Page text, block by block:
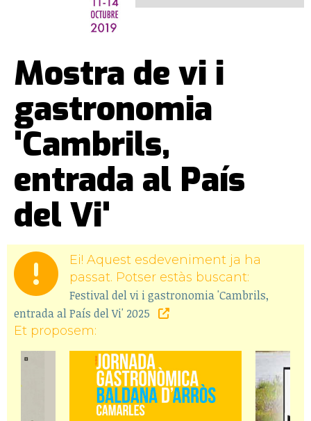
Mostra de vi i
gastronomia
'Cambrils,
entrada al País
del Vi'
Ei! Aquest esdeveniment ja ha
passat. Potser estàs buscant:
Festival del vi i gastronomia 'Cambrils,
entrada al País del Vi' 2025
Et proposem: